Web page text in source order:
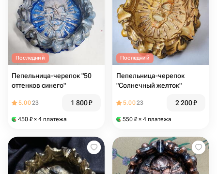
Последний
Пепельница-черепок "50
оттенков синего"
5.0023 1 800₽
450 ₽ × 4 платежа
Последний
Пепельница-черепок
"Солнечный желток"
5.0023 2 200₽
550 ₽ × 4 платежа